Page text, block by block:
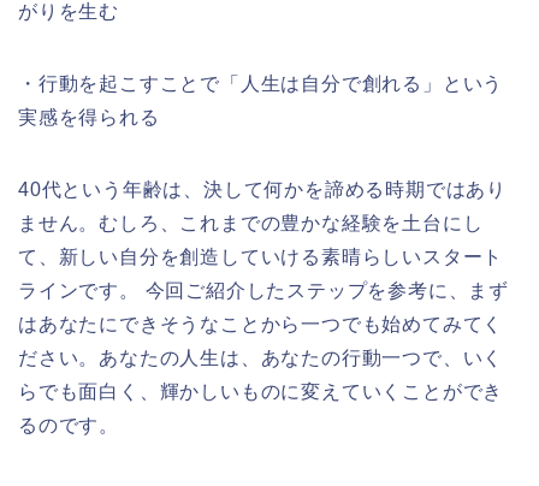
がりを生む
・行動を起こすことで「人生は自分で創れる」という
実感を得られる
40代という年齢は、決して何かを諦める時期ではあり
ません。むしろ、これまでの豊かな経験を土台にし
て、新しい自分を創造していける素晴らしいスタート
ラインです。 今回ご紹介したステップを参考に、まず
はあなたにできそうなことから一つでも始めてみてく
ださい。あなたの人生は、あなたの行動一つで、いく
らでも面白く、輝かしいものに変えていくことができ
るのです。